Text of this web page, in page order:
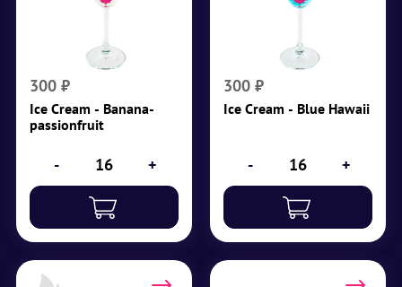
300 ₽
Ice Сream - Banana-
passionfruit
- +
passionfruit
Банан, сироп
маракуйи, ананасовый
сок, водка, лаймовый
300 ₽
Ice Cream - Blue Hawaii
- +
Крепость 8,3%
ананасовый сок,
сливки, сироп блю
300
₽